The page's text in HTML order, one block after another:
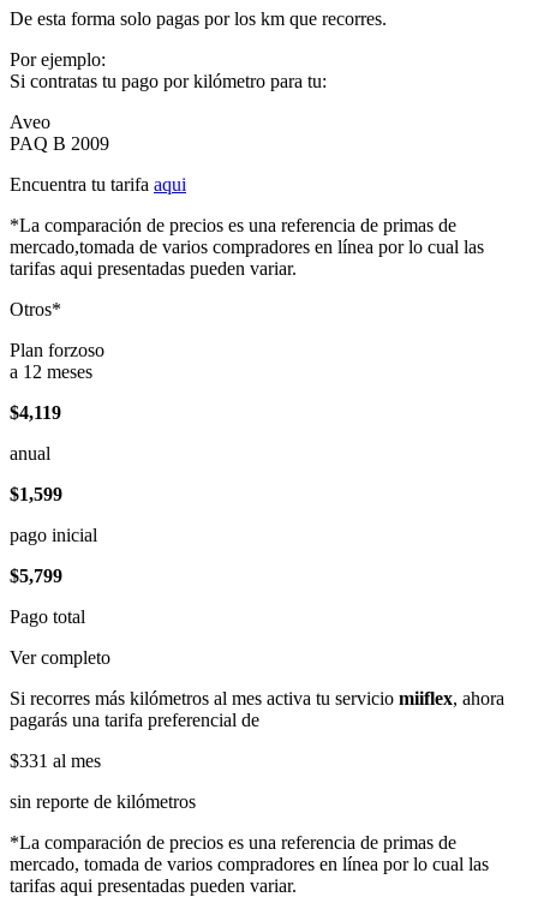
De esta forma solo pagas por los km que recorres.
Por ejemplo:
Si contratas tu pago por kilómetro para tu:
Aveo
PAQ B 2009
Encuentra tu tarifa aqui
*La comparación de precios es una referencia de primas de
mercado,tomada de varios compradores en línea por lo cual las
tarifas aqui presentadas pueden variar.
Otros*
Plan forzoso
a 12 meses
$4,119
anual
$1,599
pago inicial
$5,799
Pago total
Ver completo
Si recorres más kilómetros al mes activa tu servicio miiflex, ahora
pagarás una tarifa preferencial de
$331 al mes
sin reporte de kilómetros
*La comparación de precios es una referencia de primas de
mercado, tomada de varios compradores en línea por lo cual las
tarifas aqui presentadas pueden variar.